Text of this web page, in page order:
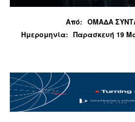
Από: ΟΜΑΔΑ
Ημερομηνία: Παρασκευή 19